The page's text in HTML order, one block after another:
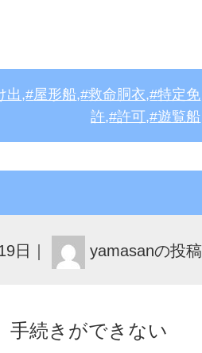
出 , 屋形船, 救命胴衣, 特定免
許, 許可, 遊覧船
日 yamasanの投稿
手続きができない